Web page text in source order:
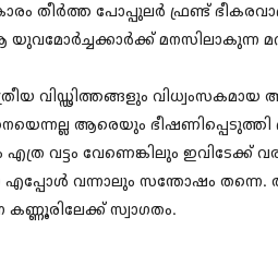
തീർത്ത പോപ്പുലർ ഫ്രണ്ട്
യുവമോർച്ചക്കാർക്ക്
വിഡ്ഢിത്തങ്ങളും
ആരെയും
വട്ടം വേണെങ്കിലും
വന്നാലും സന്തോഷം തന്നെ.
സ്വാഗതം.